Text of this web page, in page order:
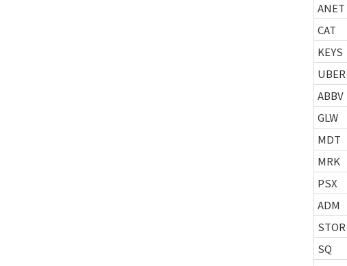
ANET
CAT
KEYS
UBER
ABBV
GLW
MDT
MRK
PSX
ADM
STOR
SQ